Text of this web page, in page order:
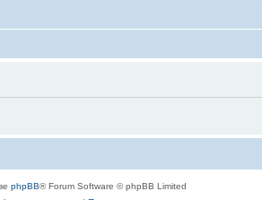
phpBB® Forum Software © phpBB Limited